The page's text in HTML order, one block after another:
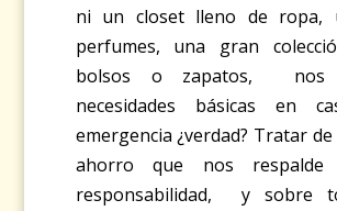
ni un closet lleno de ropa,
perfumes, una gran
bolsos o zapatos, nos
necesidades básicas en
emergencia ¿verdad? Tratar
ahorro que nos respalde
responsabilidad, y sobre